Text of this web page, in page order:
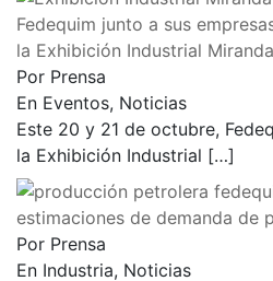
Fedequim junto a sus
la Exhibición Industrial
Por Prensa
En Eventos, Noticias
Este 20 y 21 de octubre,
la Exhibición Industrial […]
estimaciones de demanda de
Por Prensa
En Industria, Noticias